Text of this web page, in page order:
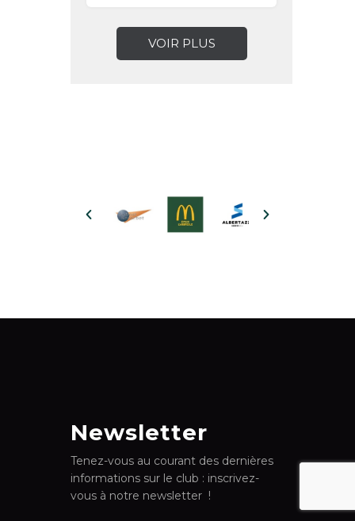
VOIR PLUS
Newsletter
Tenez-vous au courant des dernières
informations sur le club : inscrivez-
vous à notre newsletter !